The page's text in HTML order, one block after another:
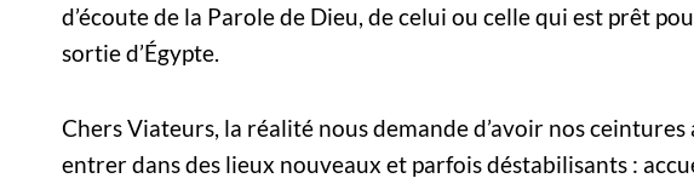
d’écoute de la Parole de Dieu, de celui ou celle qui est prêt
sortie d’Égypte.
Chers Viateurs, la réalité nous demande d’avoir nos
entrer dans des lieux nouveaux et parfois déstabilisants :